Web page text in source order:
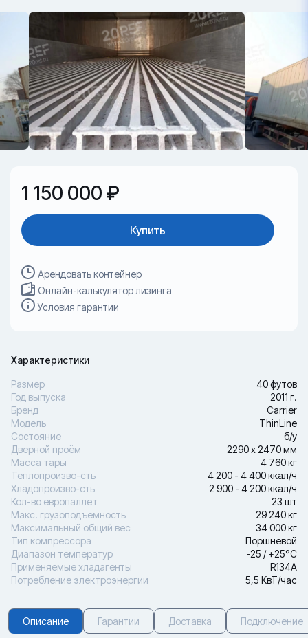
1 150 000 ₽
Купить
Арендовать контейнер
Онлайн-калькулятор лизинга
Условия гарантии
Характеристики
Размер
40 футов
Год выпуска
2011 г.
Бренд
Carrier
Модель
ThinLine
Состояние
б/у
Дверной проём
2290 х 2470 мм
Масса тары
4 760 кг
Теплопроизво-сть
4 200 - 4 400 ккал/ч
Хладопроизво-сть
2 900 - 4 200 ккал/ч
Кол-во европаллет
23 шт
Макс. грузоподъёмность
29 240 кг
Максимальный общий вес
34 000 кг
Тип компрессора
Поршневой
Диапазон температур
-25 / +25°С
Применяемые хладагенты
R134A
Потребление электроэнергии
5,5 КвТ/час
Описание Гарантии Доставка Подключение